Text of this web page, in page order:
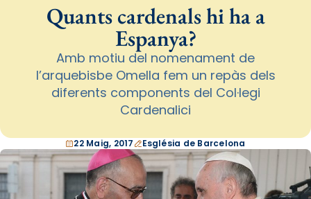
Quants cardenals hi ha a
Espanya?
Amb motiu del nomenament de
l’arquebisbe Omella fem un repàs dels
diferents components del Col·legi
Cardenalici
22 Maig, 2017 Església de Barcelona